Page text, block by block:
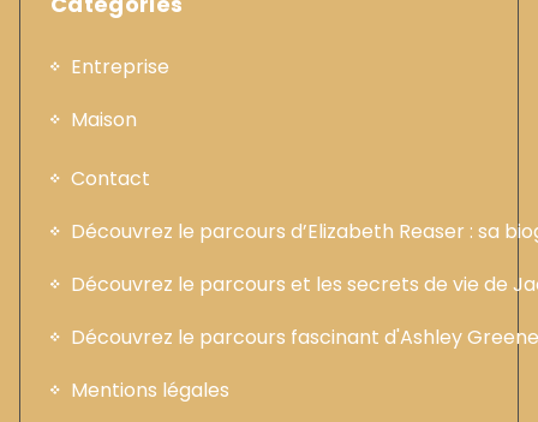
Entreprise
Maison
Contact
Découvrez le parcours d’Elizabeth Reaser : sa
Découvrez le parcours et les secrets de vie de
Découvrez le parcours fascinant d'Ashley
Mentions légales